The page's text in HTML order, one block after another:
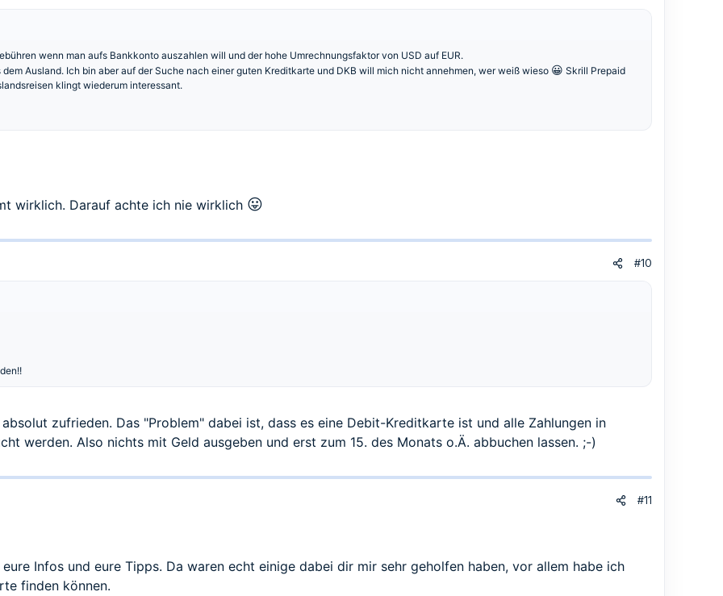
wenn man aufs Bankkonto auszahlen will und der hohe Umrechnungsfaktor von USD auf EUR.
Ausland. Ich bin aber auf der Suche nach einer guten Kreditkarte und DKB will mich nicht annehmen, wer weiß wieso 😀 Skrill Prepaid
klingt wiederum interessant.
wirklich. Darauf achte ich nie wirklich 😛
#10
zufrieden. Das "Problem" dabei ist, dass es eine Debit-Kreditkarte ist und alle Zahlungen in
werden. Also nichts mit Geld ausgeben und erst zum 15. des Monats o.Ä. abbuchen lassen. ;-)
#11
Infos und eure Tipps. Da waren echt einige dabei dir mir sehr geholfen haben, vor allem habe ich
finden können.